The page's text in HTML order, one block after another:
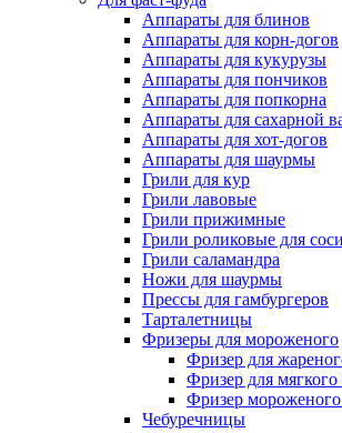
Аппараты для блинов
Аппараты для корн-догов
Аппараты для кукурузы
Аппараты для пончиков
Аппараты для попкорна
Аппараты для сахарной
Аппараты для хот-догов
Аппараты для шаурмы
Грили для кур
Грили лавовые
Грили прижимные
Грили роликовые для
Грили саламандра
Ножи для шаурмы
Прессы для гамбургеров
Тарталетницы
Фризеры для мороженого
Фризер для
Фризер для
Фризер
Чебуречницы